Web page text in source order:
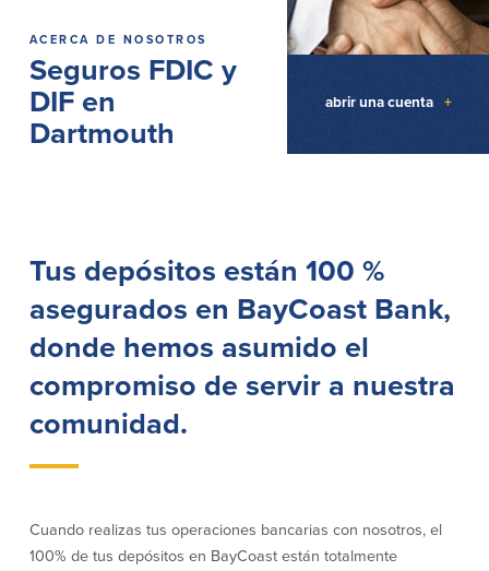
Massachusetts y Rhode Island
Préstamos hipotecarios
Casas prefabricadas y móviles
(HELOC)
Banca móvil
eStatements (estados de cuenta
Recompensas por compras
Otros Servicios
Partners Insurance
Cajeros automáticos interactivos
Cambio de divisas
Empresas
ACERCA DE NOSOTROS
Seguros FDIC y
DIF en
Dartmouth
abrir una cuenta +
Tus depósitos están 100 %
asegurados en BayCoast Bank,
donde hemos asumido el
compromiso de servir a nuestra
comunidad.
Cuando realizas tus operaciones bancarias con nosotros, el
100% de tus depósitos en BayCoast están totalmente